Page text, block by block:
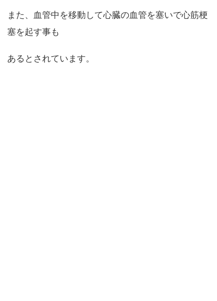
また、血管中を移動して心臓の血管を塞いで心筋梗
塞を起す事も
あるとされています。